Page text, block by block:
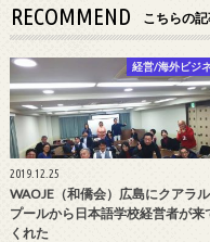
RECOMMEND こちらの記
経営/海外ビジ
2019.12.25
WAOJE（和僑会）広島にクアラ
プールから日本語学校経営者が来
くれた